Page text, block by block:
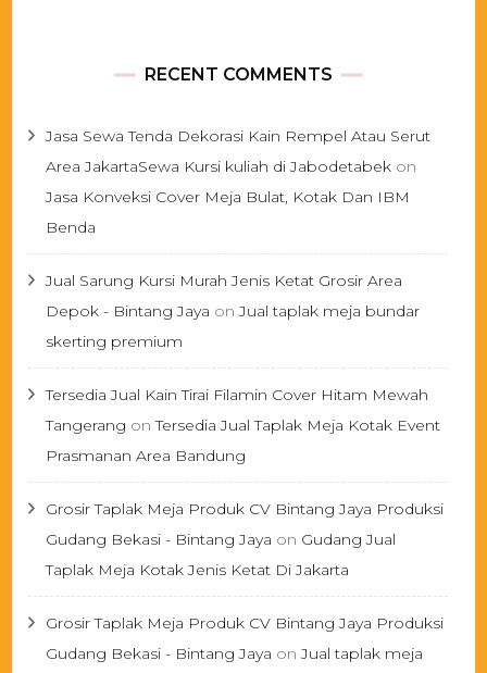
RECENT COMMENTS
Jasa Sewa Tenda Dekorasi Kain Rempel Atau Serut
Area JakartaSewa Kursi kuliah di Jabodetabek on
Jasa Konveksi Cover Meja Bulat, Kotak Dan IBM
Benda
Jual Sarung Kursi Murah Jenis Ketat Grosir Area
Depok - Bintang Jaya onJual taplak meja bundar
skerting premium
Tersedia Jual Kain Tirai Filamin Cover Hitam Mewah
Tangerang onTersedia Jual Taplak Meja Kotak Event
Prasmanan Area Bandung
Grosir Taplak Meja Produk CV Bintang Jaya Produksi
Gudang Bekasi - Bintang Jaya on Gudang Jual
Taplak Meja Kotak Jenis Ketat Di Jakarta
Grosir Taplak Meja Produk CV Bintang Jaya Produksi
Gudang Bekasi - Bintang Jaya onJual taplak meja